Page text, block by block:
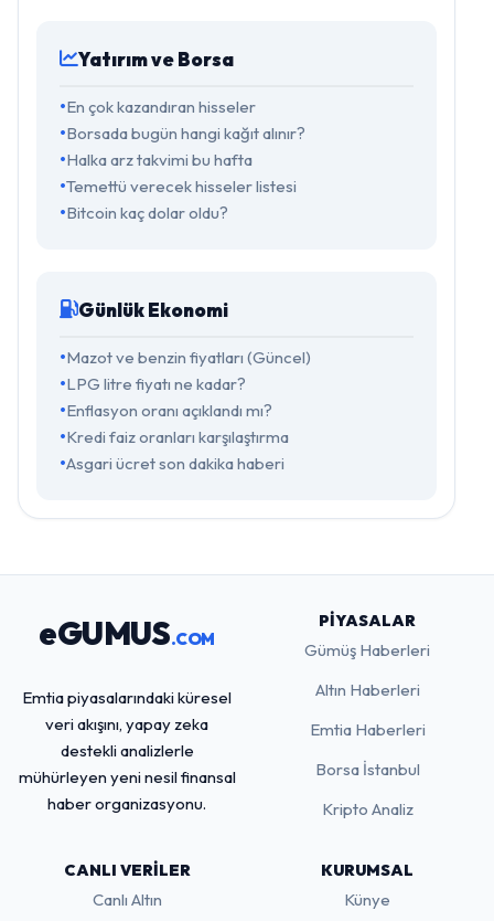
Yatırım ve Borsa
En çok kazandıran hisseler
Borsada bugün hangi kağıt alınır?
Halka arz takvimi bu hafta
Temettü verecek hisseler listesi
Bitcoin kaç dolar oldu?
Günlük Ekonomi
Mazot ve benzin fiyatları (Güncel)
LPG litre fiyatı ne kadar?
Enflasyon oranı açıklandı mı?
Kredi faiz oranları karşılaştırma
Asgari ücret son dakika haberi
eGUMUS.COM
Emtia piyasalarındaki küresel
veri akışını, yapay zeka
destekli analizlerle
mühürleyen yeni nesil finansal
haber organizasyonu.
PIYASALAR
Gümüş Haberleri
Altın Haberleri
Emtia Haberleri
Borsa İstanbul
Kripto Analiz
CANLI VERILER
Canlı Altın
KURUMSAL
Künye